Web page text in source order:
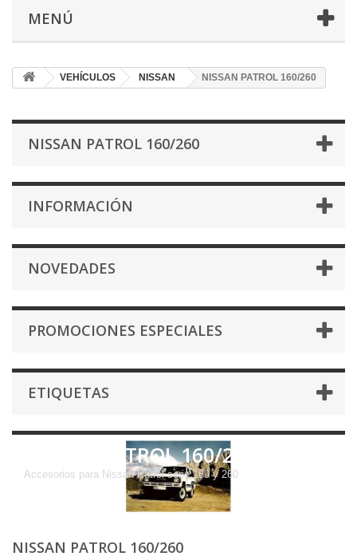
MENÚ
VEHÍCULOS NISSAN NISSAN PATROL 160/260
NISSAN PATROL 160/260
INFORMACIÓN
NOVEDADES
PROMOCIONES ESPECIALES
ETIQUETAS
NISSAN PATROL 160/260
Accesorios para Nissan Patrol serie 160 y 260
NISSAN PATROL 160/260